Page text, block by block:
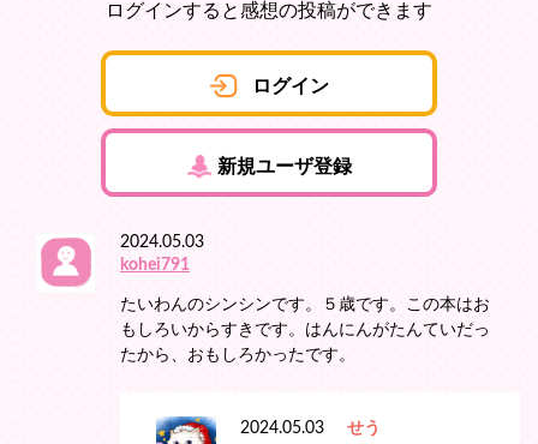
ログインすると感想の投稿ができます
ログイン
新規ユーザ登録
2024.05.03
kohei791
たいわんのシンシンです。５歳です。この本はお
もしろいからすきです。はんにんがたんていだっ
たから、おもしろかったです。
2024.05.03 せう